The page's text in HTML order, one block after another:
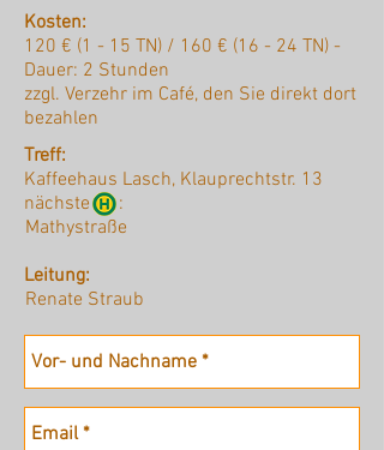
Kosten:
120 € (1 - 15 TN) / 160 € (16 - 24 TN) -
Dauer: 2 Stunden
zzgl. Verzehr im Café, den Sie direkt dort
bezahlen
Treff:
Kaffeehaus Lasch, Klauprechtstr. 13
nächste :
Mathystraße
Leitung:
Renate Straub